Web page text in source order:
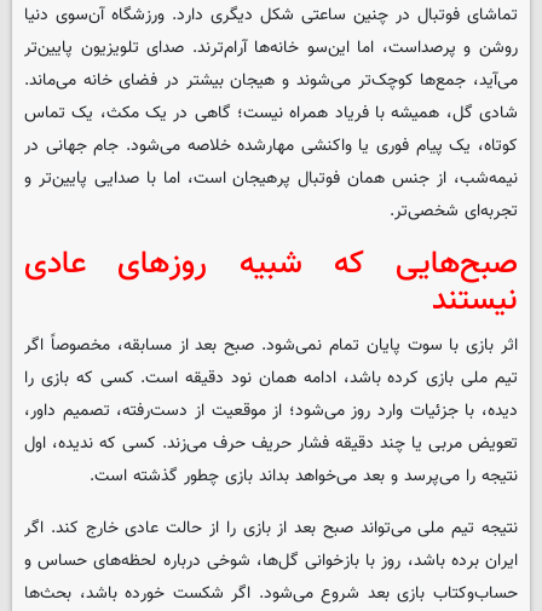
تماشای فوتبال در چنین ساعتی شکل دیگری دارد. ورزشگاه آن‌سوی دنیا
روشن و پرصداست، اما این‌سو خانه‌ها آرام‌ترند. صدای تلویزیون پایین‌تر
می‌آید، جمع‌ها کوچک‌تر می‌شوند و هیجان بیشتر در فضای خانه می‌ماند.
شادی گل، همیشه با فریاد همراه نیست؛ گاهی در یک مکث، یک تماس
کوتاه، یک پیام فوری یا واکنشی مهارشده خلاصه می‌شود. جام جهانی در
نیمه‌شب، از جنس همان فوتبال پرهیجان است، اما با صدایی پایین‌تر و
تجربه‌ای شخصی‌تر.
صبح‌هایی که شبیه روزهای عادی
نیستند
اثر بازی با سوت پایان تمام نمی‌شود. صبح بعد از مسابقه، مخصوصاً اگر
تیم ملی بازی کرده باشد، ادامه همان نود دقیقه است. کسی که بازی را
دیده، با جزئیات وارد روز می‌شود؛ از موقعیت از دست‌رفته، تصمیم داور،
تعویض مربی یا چند دقیقه فشار حریف حرف می‌زند. کسی که ندیده، اول
نتیجه را می‌پرسد و بعد می‌خواهد بداند بازی چطور گذشته است.
نتیجه تیم ملی می‌تواند صبح بعد از بازی را از حالت عادی خارج کند. اگر
ایران برده باشد، روز با بازخوانی گل‌ها، شوخی درباره لحظه‌های حساس و
حساب‌وکتاب بازی بعد شروع می‌شود. اگر شکست خورده باشد، بحث‌ها